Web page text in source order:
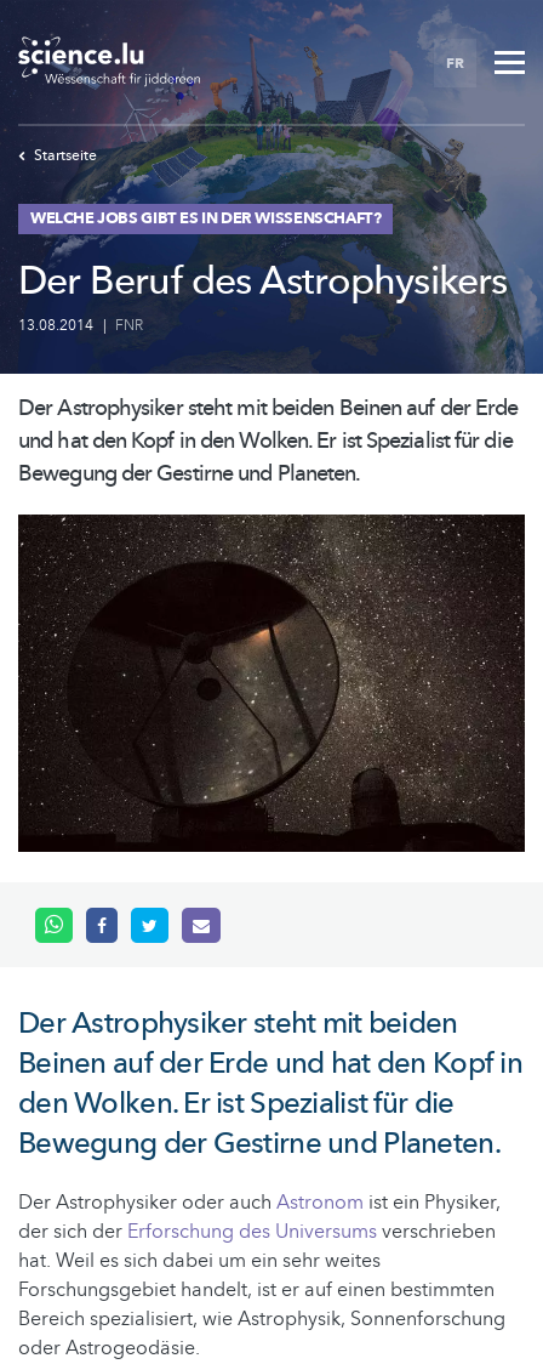
Skip
main
content
FR
Startseite
WELCHE JOBS GIBT ES IN DER WISSENSCHAFT?
Der Beruf des Astrophysikers
13.08.2014 | FNR
Der Astrophysiker steht mit beiden Beinen auf der Erde
und hat den Kopf in den Wolken. Er ist Spezialist für die
Bewegung der Gestirne und Planeten.
Der Astrophysiker steht mit beiden
Beinen auf der Erde und hat den Kopf in
den Wolken. Er ist Spezialist für die
Bewegung der Gestirne und Planeten.
Der Astrophysiker oder auch Astronom ist ein Physiker,
der sich der Erforschung des Universumsverschrieben
hat. Weil es sich dabei um ein sehr weites
Forschungsgebiet handelt, ist er auf einen bestimmten
Bereich spezialisiert, wie Astrophysik, Sonnenforschung
oder Astrogeodäsie.